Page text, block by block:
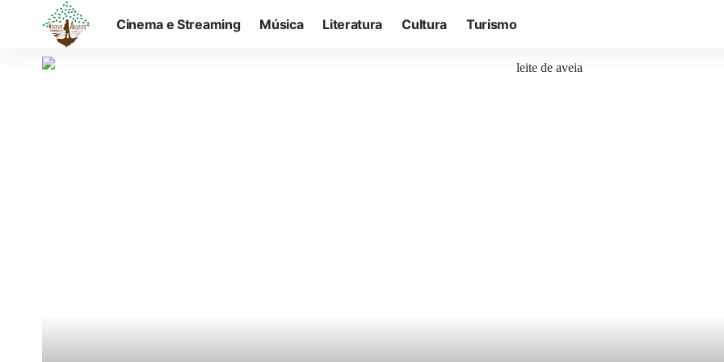
Cinema e Streaming Música Literatura Cultura Turismo